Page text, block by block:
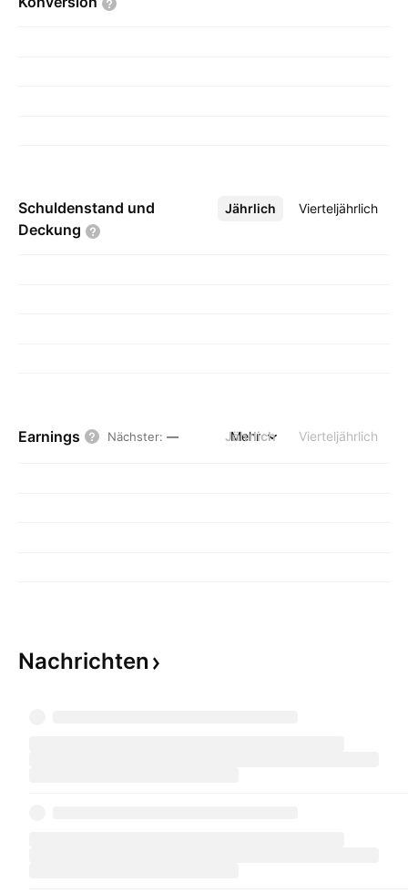
Schuldenstand und
Deckung
Jährlich Vierteljährlich
Mehr
Earnings Nächster: — Jährlich Vierteljährlich
Mehr
Nachrichten